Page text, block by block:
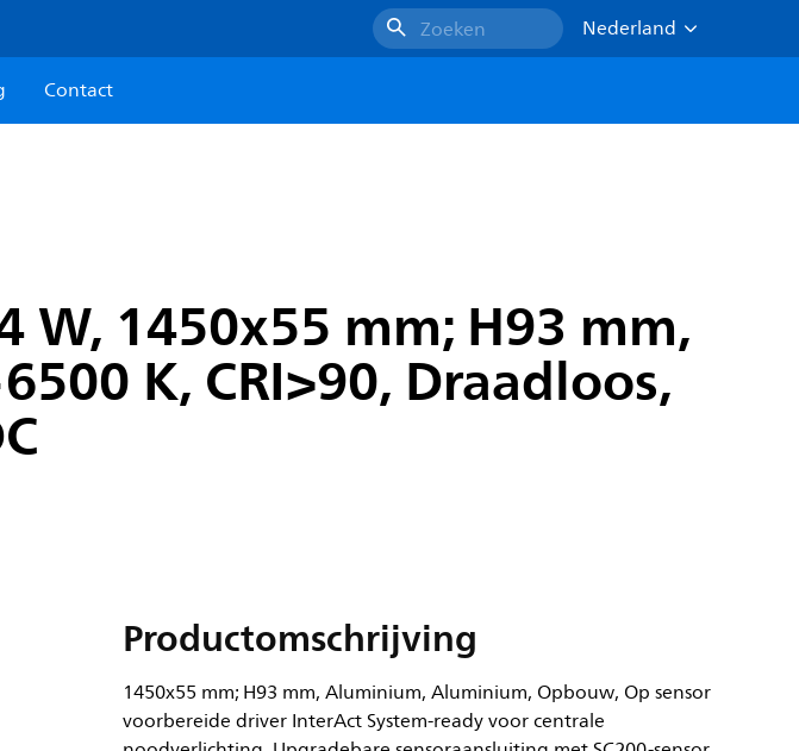
Zoeken
Nederland
Contact
1450x55 mm; H93 mm,
K, CRI>90, Draadloos,
Productomschrijving
1450x55 mm; H93 mm, Aluminium, Aluminium, Opbouw, Op sensor
voorbereide driver InterAct System-ready voor centrale